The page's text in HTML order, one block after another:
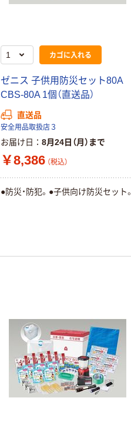
カゴに入れる
ゼニス 子供用防災セット80A
CBS-80A 1個（直送品）
直送品
安全用品取扱店３
お届け日 8月24日（月）まで
￥8,386 （税込）
●防災・防犯。●子供向け防災セット。